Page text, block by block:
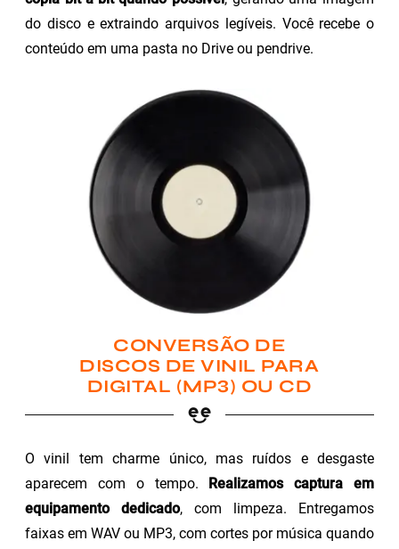
do disco e extraindo arquivos legíveis. Você recebe o
conteúdo em uma pasta no Drive ou pendrive.
CONVERSÃO DE
DISCOS DE VINIL PARA
DIGITAL (MP3) OU CD
O vinil tem charme único, mas ruídos e desgaste
aparecem com o tempo.
Realizamos captura em
equipamento dedicado, com limpeza. Entregamos
faixas em WAV ou MP3, com cortes por música quando